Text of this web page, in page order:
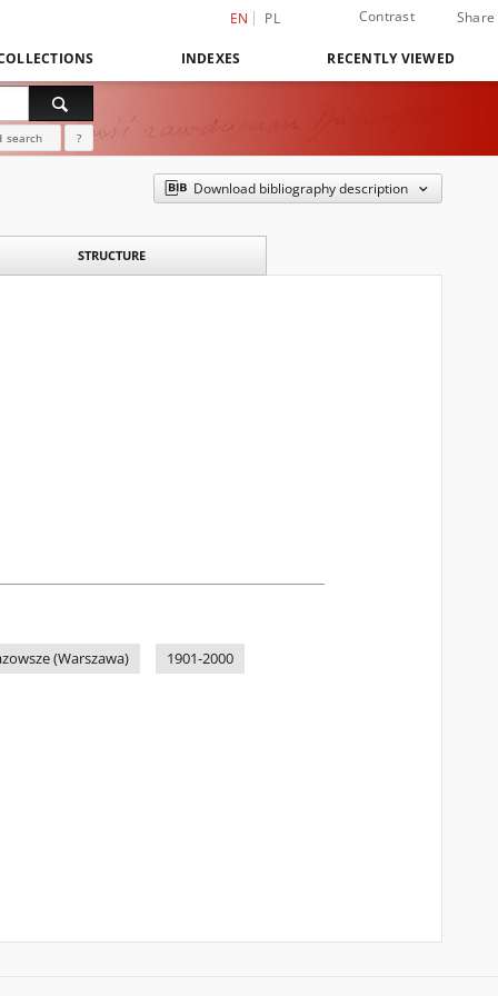
EN PL Contrast Share
INDEXES RECENTLY VIEWED
search ?
Download bibliography description
STRUCTURE
(Warszawa) 1901-2000